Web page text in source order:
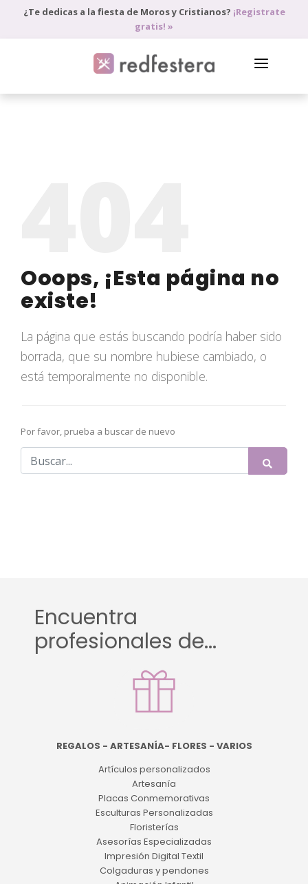
¿Te dedicas a la fiesta de Moros y Cristianos? ¡Registrate
gratis! »
Ooops, ¡Esta página no
existe!
La página que estás buscando podría haber sido
borrada, que su nombre hubiese cambiado, o
está temporalmente no disponible.
Por favor, prueba a buscar de nuevo
Encuentra
profesionales de...
REGALOS - ARTESANÍA- FLORES - VARIOS
Artículos personalizados
Artesanía
Placas Conmemorativas
Esculturas Personalizadas
Floristerías
Asesorías Especializadas
Impresión Digital Textil
Colgaduras y pendones